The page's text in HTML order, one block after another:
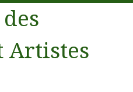
Artistes